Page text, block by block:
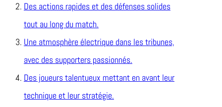
Des actions rapides et des défenses solides
tout au long du match.
Une atmosphère électrique dans les tribunes,
avec des supporters passionnés.
Des joueurs talentueux mettant en avant leur
technique et leur stratégie.